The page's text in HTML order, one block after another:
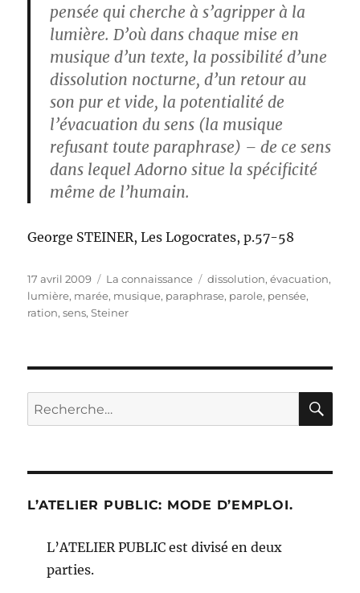
pensée qui cherche à s’agripper à la
lumière. D’où dans chaque mise en
musique d’un texte, la possibilité d’une
dissolution nocturne, d’un retour au
son pur et vide, la potentialité de
l’évacuation du sens (la musique
refusant toute paraphrase) – de ce sens
dans lequel Adorno situe la spécificité
même de l’humain.
George STEINER, Les Logocrates, p.57-58
Publié
le
17 avril 2009 Catégories
La connaissance Étiquettes
dissolution,évacuation,
lumière, marée, musique, paraphrase, parole, pensée,
ration,sens,Steiner
Recherche
pour :
L’ATELIER PUBLIC: MODE D’EMPLOI.
L’ATELIER PUBLIC est divisé en deux
parties.